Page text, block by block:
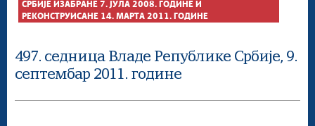
СРБИЈЕ ИЗАБРАНЕ 7. ЈУЛА 2008. ГОДИНЕ И
РЕКОНСТРУИСАНЕ 14. МАРТА 2011. ГОДИНЕ
497. седница Владе Републике Србије, 9.
септембар 2011. године